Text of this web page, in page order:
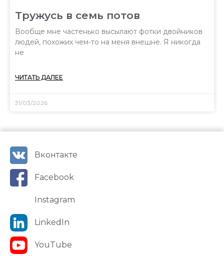
Тружусь в семь потов
Вообще мне частенько высылают фотки двойников
людей, похожих чем-то на меня внешне. Я никогда
не
ЧИТАТЬ ДАЛЕЕ
31/03/2026
Вконтакте
Facebook
Instagram
LinkedIn
YouTube